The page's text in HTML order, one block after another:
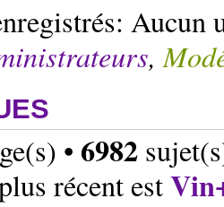
Aucun
,
• 6982
récent est